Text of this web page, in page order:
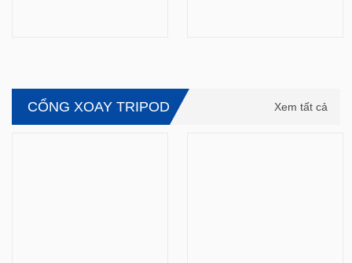
CỔNG XOAY TRIPOD Xem tất cả